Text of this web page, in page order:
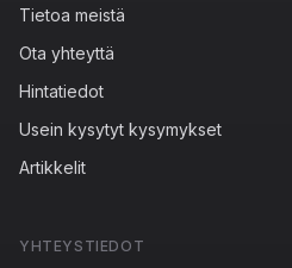
Tietoa meistä
Ota yhteyttä
Hintatiedot
Usein kysytyt kysymykset
Artikkelit
YHTEYSTIEDOT